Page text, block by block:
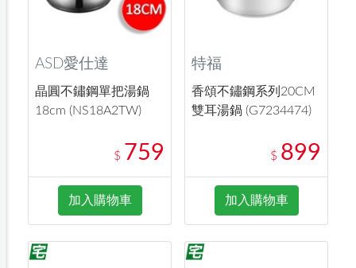
ASD愛仕達
晶圓不鏽鋼單把湯鍋
18cm (NS18A2TW)
$ 759
加入購物車
特福
香頌不鏽鋼系列20CM
雙耳湯鍋 (G7234474)
$ 899
加入購物車